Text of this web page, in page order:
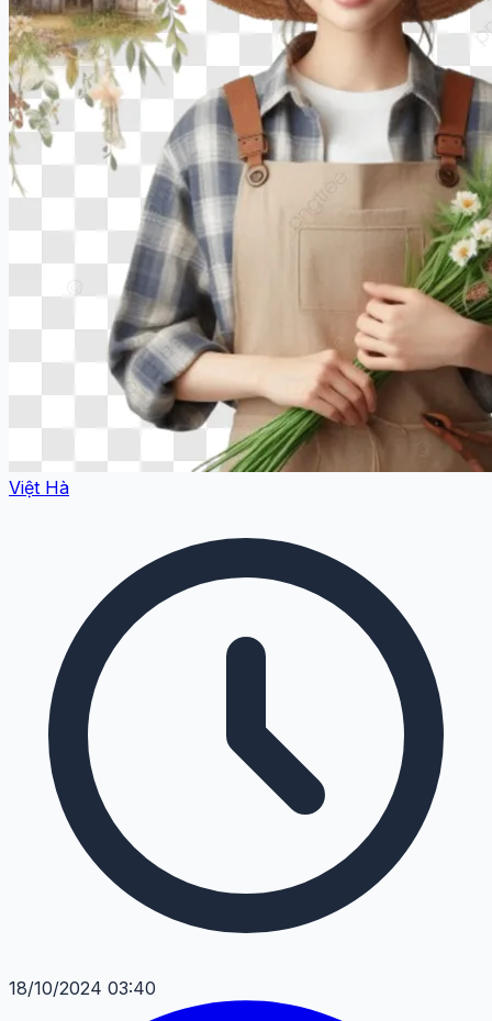
Việt Hà
18/10/2024 03:40